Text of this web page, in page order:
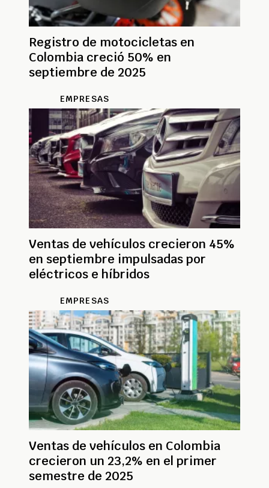
Registro de motocicletas en
Colombia creció 50% en
septiembre de 2025
EMPRESAS
Ventas de vehículos crecieron 45%
en septiembre impulsadas por
eléctricos e híbridos
EMPRESAS
Ventas de vehículos en Colombia
crecieron un 23,2% en el primer
semestre de 2025